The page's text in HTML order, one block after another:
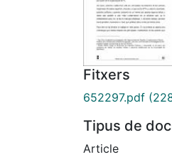
Fitxers
652297.pdf
Tipus de
Article